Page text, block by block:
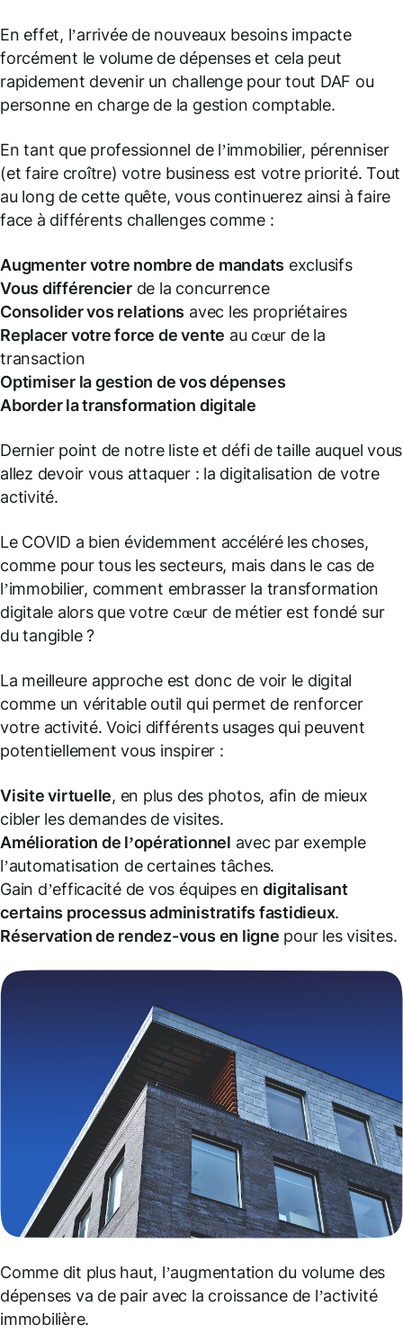
En effet, l’arrivée de nouveaux besoins impacte
forcément le volume de dépenses et cela peut
rapidement devenir un challenge pour tout DAF ou
personne en charge de la gestion comptable.
En tant que professionnel de l’immobilier, pérenniser
(et faire croître) votre business est votre priorité. Tout
au long de cette quête, vous continuerez ainsi à faire
face à différents challenges comme :
Augmenter votre nombre de mandats exclusifs
Vous différencierde la concurrence
Consolider vos relations avec les propriétaires
Replacer votre force de vente au cœur de la
transaction
Optimiser la gestion de vos dépenses
Aborder la transformation digitale
Dernier point de notre liste et défi de taille auquel vous
allez devoir vous attaquer : la digitalisation de votre
activité.
Le COVID a bien évidemment accéléré les choses,
comme pour tous les secteurs, mais dans le cas de
l’immobilier, comment embrasser la transformation
digitale alors que votre cœur de métier est fondé sur
du tangible ?
La meilleure approche est donc de voir le digital
comme un véritable outil qui permet de renforcer
votre activité. Voici différents usages qui peuvent
potentiellement vous inspirer :
Visite virtuelle, en plus des photos, afin de mieux
cibler les demandes de visites.
Amélioration de l’opérationnel avec par exemple
l’automatisation de certaines tâches.
Gain d’efficacité de vos équipes endigitalisant
certains processus administratifs fastidieux.
Réservation de rendez-vous en ligne pour les visites.
Comme dit plus haut, l’augmentation du volume des
dépenses va de pair avec la croissance de l’activité
immobilière.